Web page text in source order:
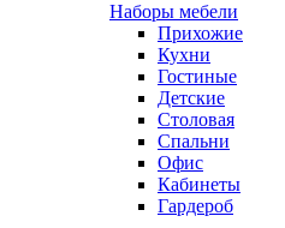
Наборы мебели
Прихожие
Кухни
Гостиные
Детские
Столовая
Спальни
Офис
Кабинеты
Гардероб